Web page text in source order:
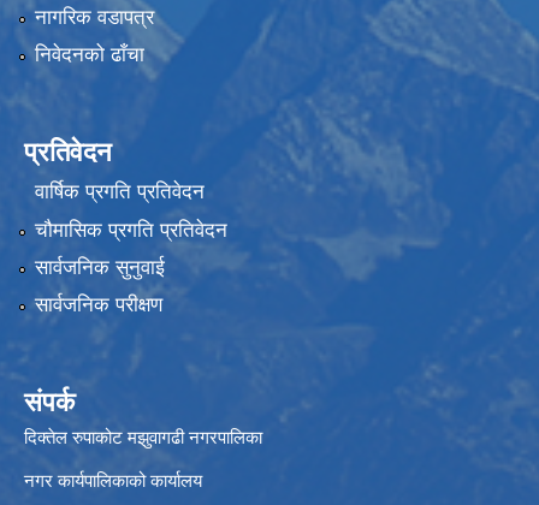
नागरिक वडापत्र
निवेदनको ढाँचा
प्रतिवेदन
वार्षिक प्रगति प्रतिवेदन
चौमासिक प्रगति प्रतिवेदन
सार्वजनिक सुनुवाई
सार्वजनिक परीक्षण
संपर्क
दिक्तेल रुपाकोट मझुवागढी नगरपालिका
नगर कार्यपालिकाको कार्यालय